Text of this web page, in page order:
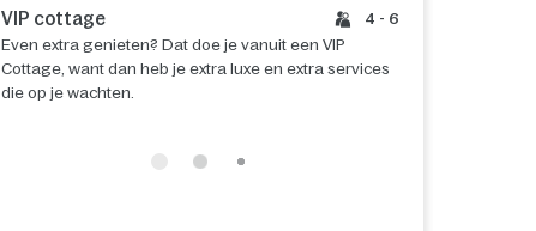
VIP cottage
4 - 6
Even extra genieten? Dat doe je vanuit een VIP
Cottage, want dan heb je extra luxe en extra services
die op je wachten.